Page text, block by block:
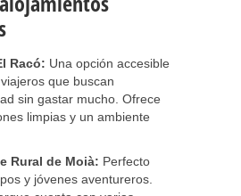
Racó: Una opción accesible
que buscan
sin gastar mucho. Ofrece
limpias y un ambiente
Rural de Moià: Perfecto
y jóvenes aventureros.